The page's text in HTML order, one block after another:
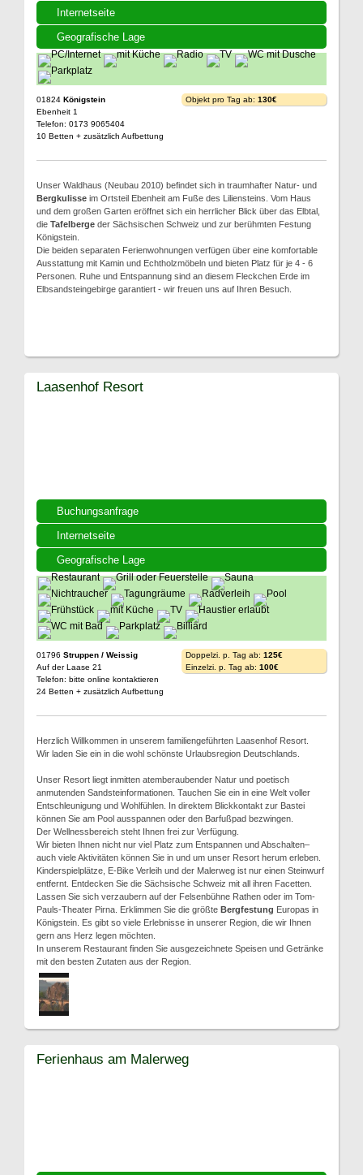
Internetseite
Geografische Lage
01824 Königstein
Ebenheit 1
Telefon: 0173 9065404
10 Betten + zusätzlich Aufbettung
Objekt pro Tag ab: 130€
Unser Waldhaus (Neubau 2010) befindet sich in traumhafter Natur- und
Bergkulisse im Ortsteil Ebenheit am Fuße des Liliensteins. Vom Haus
und dem großen Garten eröffnet sich ein herrlicher Blick über das Elbtal,
die Tafelberge der Sächsischen Schweiz und zur berühmten Festung
Königstein.
Die beiden separaten Ferienwohnungen verfügen über eine komfortable
Ausstattung mit Kamin und Echtholzmöbeln und bieten Platz für je 4 - 6
Personen. Ruhe und Entspannung sind an diesem Fleckchen Erde im
Elbsandsteingebirge garantiert - wir freuen uns auf Ihren Besuch.
Buchungsanfrage
Internetseite
Geografische Lage
Laasenhof Resort
01796 Struppen / Weissig
Auf der Laase 21
Telefon: bitte online kontaktieren
24 Betten + zusätzlich Aufbettung
Doppelzi. p. Tag ab: 125€
Einzelzi. p. Tag ab: 100€
Herzlich Willkommen in unserem familiengeführten Laasenhof Resort.
Wir laden Sie ein in die wohl schönste Urlaubsregion Deutschlands.
Unser Resort liegt inmitten atemberaubender Natur und poetisch
anmutenden Sandsteinformationen. Tauchen Sie ein in eine Welt voller
Entschleunigung und Wohlfühlen. In direktem Blickkontakt zur Bastei
können Sie am Pool ausspannen oder den Barfußpad bezwingen.
Der Wellnessbereich steht Ihnen frei zur Verfügung.
Wir bieten Ihnen nicht nur viel Platz zum Entspannen und Abschalten–
auch viele Aktivitäten können Sie in und um unser Resort herum erleben.
Kinderspielplätze, E-Bike Verleih und der Malerweg ist nur einen Steinwurf
entfernt. Entdecken Sie die Sächsische Schweiz mit all ihren Facetten.
Lassen Sie sich verzaubern auf der Felsenbühne Rathen oder im Tom-
Pauls-Theater Pirna. Erklimmen Sie die größte Bergfestung Europas in
Königstein. Es gibt so viele Erlebnisse in unserer Region, die wir Ihnen
gern ans Herz legen möchten.
In unserem Restaurant finden Sie ausgezeichnete Speisen und Getränke
mit den besten Zutaten aus der Region.
Ferienhaus am Malerweg